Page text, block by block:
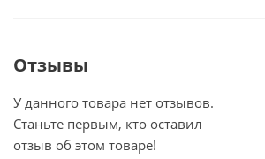
Отзывы
У данного товара нет отзывов.
Станьте первым, кто оставил
отзыв об этом товаре!